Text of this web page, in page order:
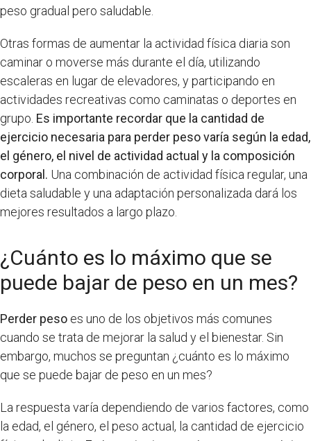
peso gradual pero saludable.
Otras formas de aumentar la actividad física diaria son
caminar o moverse más durante el día, utilizando
escaleras en lugar de elevadores, y participando en
actividades recreativas como caminatas o deportes en
grupo. Es importante recordar que la cantidad de
ejercicio necesaria para perder peso varía según la edad,
el género, el nivel de actividad actual y la composición
corporal. Una combinación de actividad física regular, una
dieta saludable y una adaptación personalizada dará los
mejores resultados a largo plazo.
¿Cuánto es lo máximo que se
puede bajar de peso en un mes?
Perder peso es uno de los objetivos más comunes
cuando se trata de mejorar la salud y el bienestar. Sin
embargo, muchos se preguntan ¿cuánto es lo máximo
que se puede bajar de peso en un mes?
La respuesta varía dependiendo de varios factores, como
la edad, el género, el peso actual, la cantidad de ejercicio